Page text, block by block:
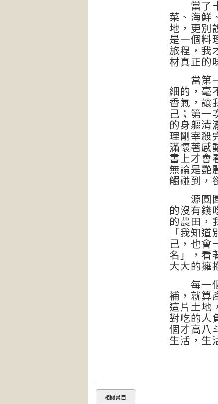
當了十
菜、海鮮
地，更別
是一個料
旅程，我
材真正的
當第一
細的，毫
香氣，讓
己；第一
的身軀清
理剛宰殺
滿懷著感
書上才會
無論是艷
觸碰到，
源圓園
的沒有錢
的農田，
「我知
己，也會
名」，看
大大的擁
每一個
補，就算
這片土地
對吃的人
個才高八
生活，生
相關書目